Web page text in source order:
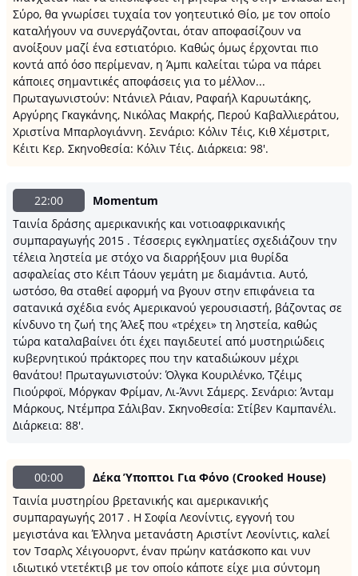
Σύρο, θα γνωρίσει τυχαία τον γοητευτικό Θίο, με τον οποίο
καταλήγουν να συνεργάζονται, όταν αποφασίζουν να
ανοίξουν μαζί ένα εστιατόριο. Καθώς όμως έρχονται πιο
κοντά από όσο περίμεναν, η Άμπι καλείται τώρα να πάρει
κάποιες σημαντικές αποφάσεις για το μέλλον...
Πρωταγωνιστούν: Ντάνιελ Ράιαν, Ραφαήλ Καρυωτάκης,
Αργύρης Γκαγκάνης, Νικόλας Μακρής, Περού Καβαλλιεράτου,
Χριστίνα Μπαρλογιάννη. Σενάριο: Κόλιν Τέις, Κιθ Χέμστριτ,
Κέιτι Κερ. Σκηνοθεσία: Κόλιν Τέις. Διάρκεια: 98'.
22:00
Momentum
Ταινία δράσης αμερικανικής και νοτιοαφρικανικής
συμπαραγωγής 2015 . Τέσσερις εγκληματίες σχεδιάζουν την
τέλεια ληστεία με στόχο να διαρρήξουν μια θυρίδα
ασφαλείας στο Κέιπ Τάουν γεμάτη με διαμάντια. Αυτό,
ωστόσο, θα σταθεί αφορμή να βγουν στην επιφάνεια τα
σατανικά σχέδια ενός Αμερικανού γερουσιαστή, βάζοντας σε
κίνδυνο τη ζωή της Άλεξ που «τρέχει» τη ληστεία, καθώς
τώρα καταλαβαίνει ότι έχει παγιδευτεί από μυστηριώδεις
κυβερνητικού πράκτορες που την καταδιώκουν μέχρι
θανάτου! Πρωταγωνιστούν: Όλγκα Κουριλένκο, Τζέιμς
Πιούρφοϊ, Μόργκαν Φρίμαν, Λι-Άννι Σάμερς. Σενάριο: Άνταμ
Μάρκους, Ντέμπρα Σάλιβαν. Σκηνοθεσία: Στίβεν Καμπανέλι.
Διάρκεια: 88'.
00:00
Δέκα Ύποπτοι Για Φόνο (Crooked House)
Ταινία μυστηρίου βρετανικής και αμερικανικής
συμπαραγωγής 2017 . Η Σοφία Λεονίντις, εγγονή του
μεγιστάνα και Έλληνα μετανάστη Αριστίντ Λεονίντις, καλεί
τον Τσαρλς Χέιγουορντ, έναν πρώην κατάσκοπο και νυν
ιδιωτικό ντετέκτιβ με τον οποίο κάποτε είχε μια σύντομη